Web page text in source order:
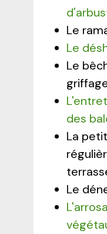
Le
Le
Le
des
La
Le